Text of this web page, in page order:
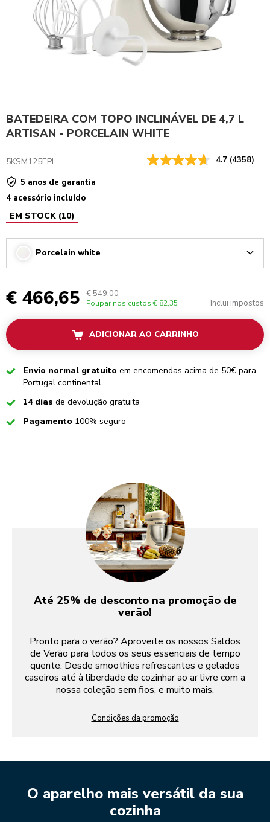
BATEDEIRA COM TOPO INCLINÁVEL DE 4,7 L
ARTISAN - PORCELAIN WHITE
5KSM125EPL 4.7 (4358)
5 anos de garantia
4 acessório incluído
EM STOCK (10)
Porcelain white
€ 466,65 € 549,00
Poupar nos custos € 82,35 Inclui impostos
ADICIONAR AO CARRINHO
CheckedEnvio normal gratuito em encomendas acima de 50€ para
Portugal continental
Checked
14 dias de devolução gratuita
CheckedPagamento 100% seguro
Até 25% de desconto na promoção de
verão!
Pronto para o verão? Aproveite os nossos Saldos
de Verão para todos os seus essenciais de tempo
quente. Desde smoothies refrescantes e gelados
caseiros até à liberdade de cozinhar ao ar livre com a
nossa coleção sem fios, e muito mais.
Condições da promoção
O aparelho mais versátil da sua
cozinha